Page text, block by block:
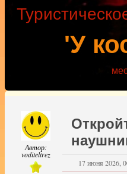
'У
Автор:
voditeltrez
17 июня 2026,